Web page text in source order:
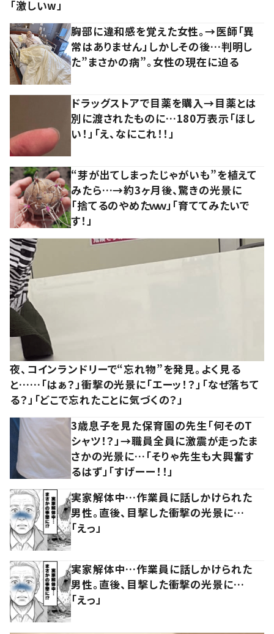
「激しいw」
胸部に違和感を覚えた女性。→医師「異
常はありません」しかしその後…判明し
た”まさかの病”。女性の現在に迫る
ドラッグストアで目薬を購入→目薬とは
別に渡されたものに…180万表示「ほし
い！」「え、なにこれ！！」
“芽が出てしまったじゃがいも”を植えて
みたら…→約3ヶ月後、驚きの光景に
「捨てるのやめたｗｗ」「育ててみたいで
す！」
夜、コインランドリーで“忘れ物”を発見。よく見る
と……「はぁ？」衝撃の光景に「エーッ！？」「なぜ落ちて
る？」「どこで忘れたことに気づくの？」
3歳息子を見た保育園の先生「何そのT
シャツ！？」→職員全員に激震が走ったま
さかの光景に…「そりゃ先生も大興奮す
るはず」「すげーー！！」
実家解体中…作業員に話しかけられた
男性。直後、目撃した衝撃の光景に…
「えっ」
実家解体中…作業員に話しかけられた
男性。直後、目撃した衝撃の光景に…
「えっ」